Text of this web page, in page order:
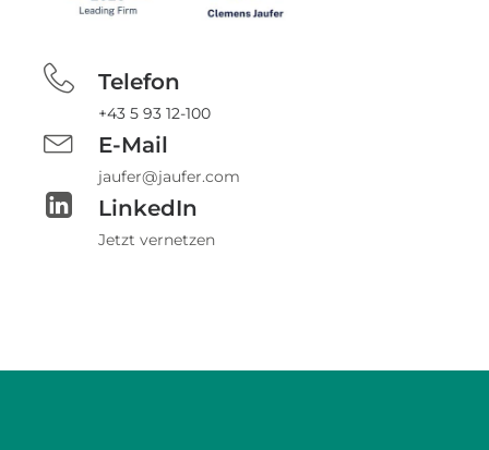
Telefon
+43 5 93 12-100
E-Mail
jaufer@jaufer.com
LinkedIn
Jetzt vernetzen